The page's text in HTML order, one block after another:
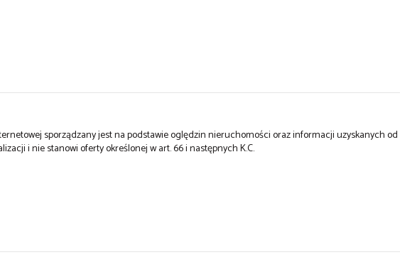
sporządzany jest na podstawie oględzin nieruchomości oraz informacji uzyskanych od
i nie stanowi oferty określonej w art. 66 i następnych K.C.